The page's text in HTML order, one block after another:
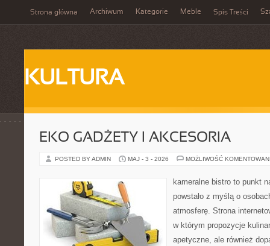
Strona główna Archiwum Kategorie Meble Spis Treści
KULTURA
EKO GADŻETY I AKCESORIA
POSTED BY ADMIN MAJ - 3 - 2026 MOŻLIWOŚĆ
kameralne bistro to punkt
powstało z myślą o
atmosferę. Strona
w którym propozycje
apetyczne, ale również